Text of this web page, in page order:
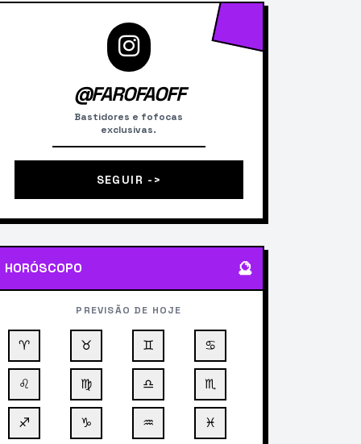
@FAROFAOFF
Bastidores e fofocas
exclusivas.
SEGUIR ->
HORÓSCOPO 🔮
PREVISÃO DE HOJE
♈ ♉ ♊ ♋
♌ ♍ ♎ ♏
♐ ♑ ♒ ♓